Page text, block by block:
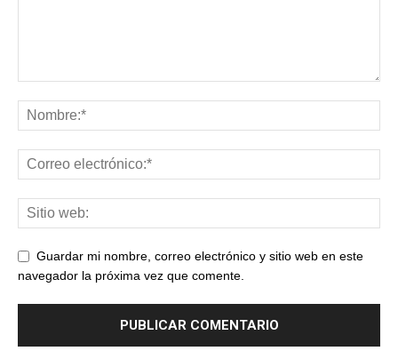
Guardar mi nombre, correo electrónico y sitio web en este
navegador la próxima vez que comente.